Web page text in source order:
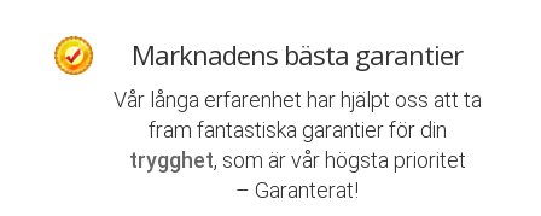
Marknadens bästa garantier
Vår långa erfarenhet har hjälpt oss att ta
fram fantastiska garantier för din
trygghet, som är vår högsta prioritet
– Garanterat!